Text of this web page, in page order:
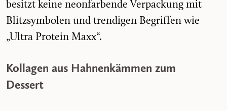
besitzt keine neonfarbende Verpackung mit
Blitzsymbolen und trendigen Begriffen wie
„Ultra Protein Maxx“.
Kollagen aus Hahnenkämmen zum
Dessert